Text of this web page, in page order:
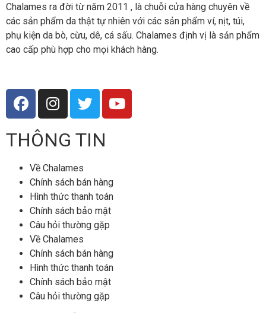
Chalames ra đời từ năm 2011 , là chuỗi cửa hàng chuyên về
các sản phẩm da thật tự nhiên với các sản phẩm ví, nịt, túi,
phụ kiện da bò, cừu, dê, cá sấu. Chalames định vị là sản phẩm
cao cấp phù hợp cho mọi khách hàng.
THÔNG TIN
Về Chalames
Chính sách bán hàng
Hình thức thanh toán
Chính sách bảo mật
Câu hỏi thường gặp
Về Chalames
Chính sách bán hàng
Hình thức thanh toán
Chính sách bảo mật
Câu hỏi thường gặp